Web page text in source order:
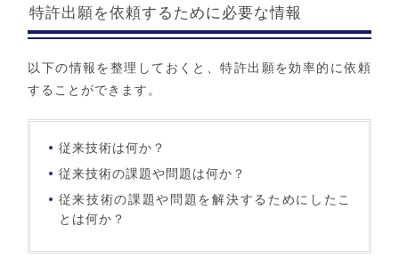
特許出願を依頼するために必要な情報
以下の情報を整理しておくと、特許出願を効率的に依頼
することができます。
従来技術は何か？
従来技術の課題や問題は何か？
従来技術の課題や問題を解決するためにしたこ
とは何か？